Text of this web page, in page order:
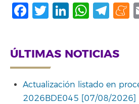
Facebook
Twitter
LinkedIn
ÚLTIMAS NOTICIAS
Actualización listado en
2026BDE045 [07/08/2026]